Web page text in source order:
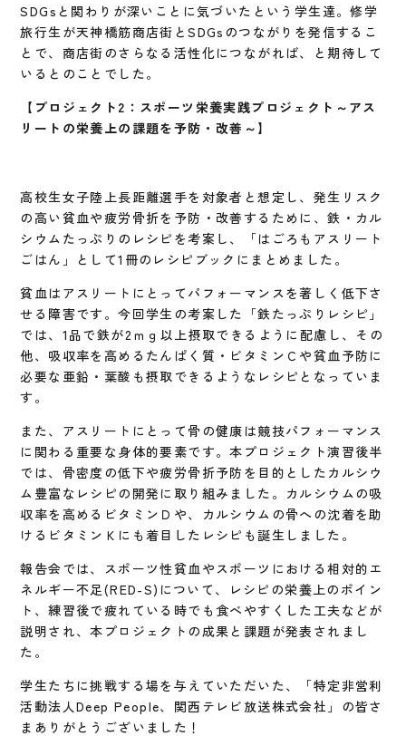
SDGsと関わりが深いことに気づいたという学生達。修学
旅行生が天神橋筋商店街とSDGsのつながりを発信するこ
とで、商店街のさらなる活性化につながれば、と期待して
いるとのことでした。
【プロジェクト2：スポーツ栄養実践プロジェクト～アス
リートの栄養上の課題を予防・改善～】
高校生女子陸上長距離選手を対象者と想定し、発生リスク
の高い貧血や疲労骨折を予防・改善するために、鉄・カル
シウムたっぷりのレシピを考案し、「はごろもアスリート
ごはん」として1冊のレシピブックにまとめました。
貧血はアスリートにとってパフォーマンスを著しく低下さ
せる障害です。今回学生の考案した「鉄たっぷりレシピ」
では、1品で鉄が2ｍｇ以上摂取できるように配慮し、その
他、吸収率を高めるたんぱく質・ビタミンＣや貧血予防に
必要な亜鉛・葉酸も摂取できるようなレシピとなっていま
す。
また、アスリートにとって骨の健康は競技パフォーマンス
に関わる重要な身体的要素です。本プロジェクト演習後半
では、骨密度の低下や疲労骨折予防を目的としたカルシウ
ム豊富なレシピの開発に取り組みました。カルシウムの吸
収率を高めるビタミンＤや、カルシウムの骨への沈着を助
けるビタミンＫにも着目したレシピも誕生しました。
報告会では、スポーツ性貧血やスポーツにおける相対的エ
ネルギー不足(RED-S)について、レシピの栄養上のポイン
ト、練習後で疲れている時でも食べやすくした工夫などが
説明され、本プロジェクトの成果と課題が発表されまし
た。
学生たちに挑戦する場を与えていただいた、「特定非営利
活動法人Deep People、関西テレビ放送株式会社」の皆さ
まありがとうございました！